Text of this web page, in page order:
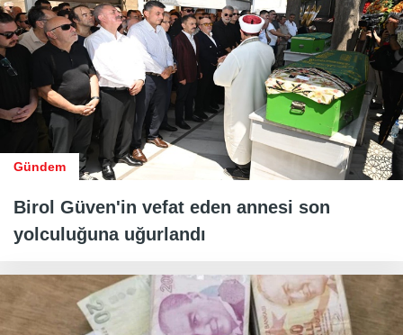
Gündem
Birol Güven'in vefat eden annesi son
yolculuğuna uğurlandı